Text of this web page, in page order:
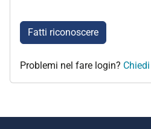
Fatti riconoscere
Problemi nel fare login?